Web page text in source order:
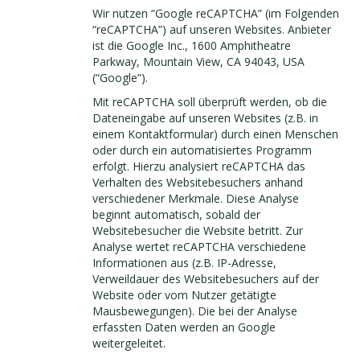
Wir nutzen “Google reCAPTCHA” (im Folgenden
“reCAPTCHA”) auf unseren Websites. Anbieter
ist die Google Inc., 1600 Amphitheatre
Parkway, Mountain View, CA 94043, USA
(“Google”).
Mit reCAPTCHA soll überprüft werden, ob die
Dateneingabe auf unseren Websites (z.B. in
einem Kontaktformular) durch einen Menschen
oder durch ein automatisiertes Programm
erfolgt. Hierzu analysiert reCAPTCHA das
Verhalten des Websitebesuchers anhand
verschiedener Merkmale. Diese Analyse
beginnt automatisch, sobald der
Websitebesucher die Website betritt. Zur
Analyse wertet reCAPTCHA verschiedene
Informationen aus (z.B. IP-Adresse,
Verweildauer des Websitebesuchers auf der
Website oder vom Nutzer getätigte
Mausbewegungen). Die bei der Analyse
erfassten Daten werden an Google
weitergeleitet.